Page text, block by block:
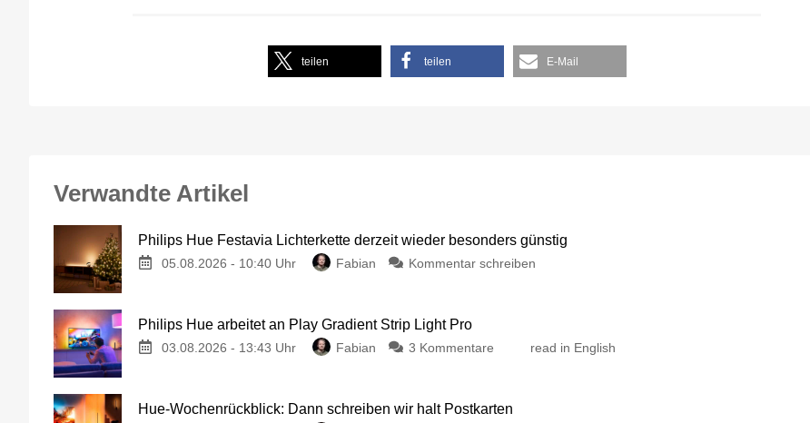
teilen teilen E-Mail
Verwandte Artikel
Philips Hue Festavia Lichterkette derzeit wieder besonders günstig
05.08.2026 - 10:40 Uhr Fabian Kommentar schreiben
Philips Hue arbeitet an Play Gradient Strip Light Pro
03.08.2026 - 13:43 Uhr Fabian 3 Kommentare read in English
Hue-Wochenrückblick: Dann schreiben wir halt Postkarten